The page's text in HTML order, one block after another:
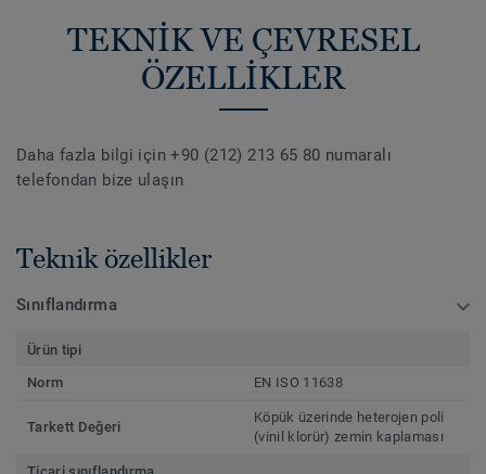
TEKNİK VE ÇEVRESEL
ÖZELLİKLER
Daha fazla bilgi için +90 (212) 213 65 80 numaralı
telefondan bize ulaşın
Teknik özellikler
Sınıflandırma
Ürün tipi
Norm
EN ISO 11638
Tarkett Değeri
Köpük üzerinde heterojen poli
(vinil klorür) zemin kaplaması